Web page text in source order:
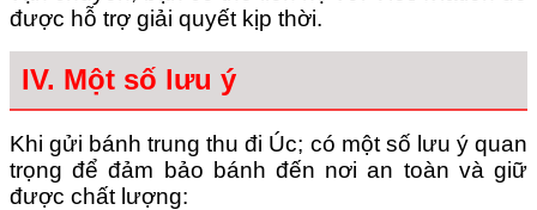
được hỗ trợ giải quyết kịp thời.
IV. Một số lưu ý
Khi gửi bánh trung thu đi Úc; có một số lưu ý quan
trọng để đảm bảo bánh đến nơi an toàn và giữ
được chất lượng: